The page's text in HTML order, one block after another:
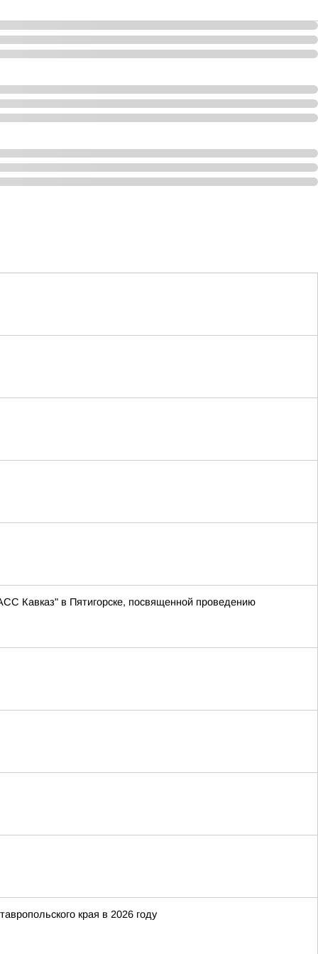
Кавказ" в Пятигорске, посвященной проведению
края в 2026 году